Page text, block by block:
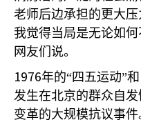
老师后边承担的更大
我觉得当局是无论如
网友们说。
1976年的“四五运动”和
发生在北京的群众自
变革的大规模抗议事